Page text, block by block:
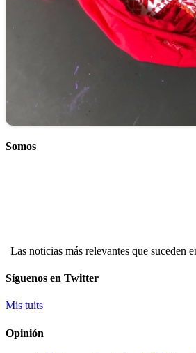
Somos
Las noticias más relevantes que suceden
Síguenos en Twitter
Mis tuits
Opinión